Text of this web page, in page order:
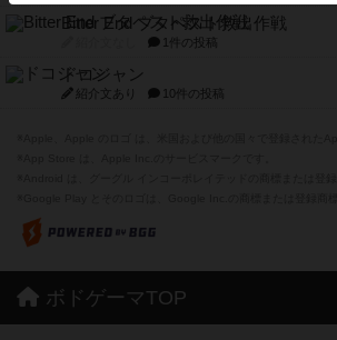
Bitter End ブタペスト救出作戦
1件の投稿
ドコジャン
紹介文あり 10件の投稿
ボドゲーマTOP